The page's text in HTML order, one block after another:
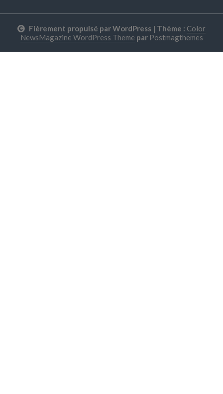
Fièrement propulsé par WordPress | Thème : Color
NewsMagazine WordPress Theme par Postmagthemes